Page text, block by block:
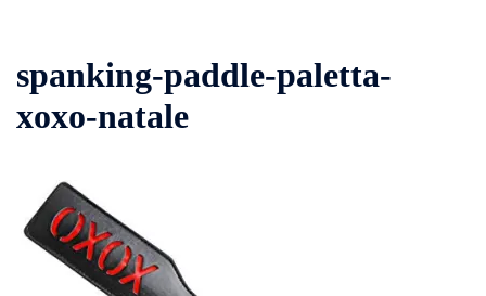
spanking-paddle-paletta-
xoxo-natale